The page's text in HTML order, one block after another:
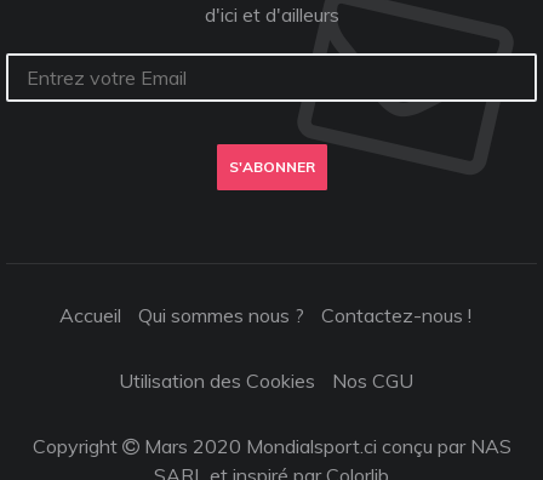
d'ici et d'ailleurs
S'ABONNER
Accueil Qui sommes nous ? Contactez-nous !
Utilisation des Cookies Nos CGU
Copyright
Mars 2020 Mondialsport.ci conçu par NAS